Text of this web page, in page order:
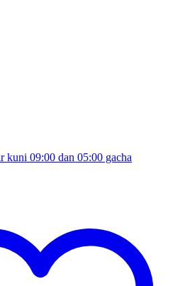
kuni 09:00 dan 05:00 gacha